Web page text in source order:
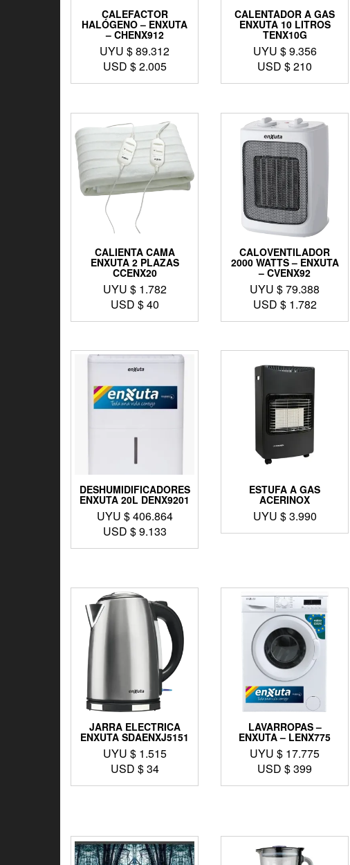
CALEFACTOR
HALÓGENO – ENXUTA
– CHENX912
UYU $89.312
USD $2.005
CALENTADOR A GAS
ENXUTA 10 LITROS
TENX10G
UYU $9.356
USD $210
CALIENTA CAMA
ENXUTA 2 PLAZAS
CCENX20
UYU $ 1.782
USD $40
CALOVENTILADOR
2000 WATTS – ENXUTA
– CVENX92
UYU $79.388
USD $ 1.782
DESHUMIDIFICADORES
ENXUTA 20L DENX9201
UYU $406.864
USD $9.133
ESTUFA A GAS
ACERINOX
UYU $3.990
JARRA ELECTRICA
ENXUTA SDAENXJ5151
UYU $ 1.515
USD $34
LAVARROPAS –
ENXUTA – LENX775
UYU $ 17.775
USD $399